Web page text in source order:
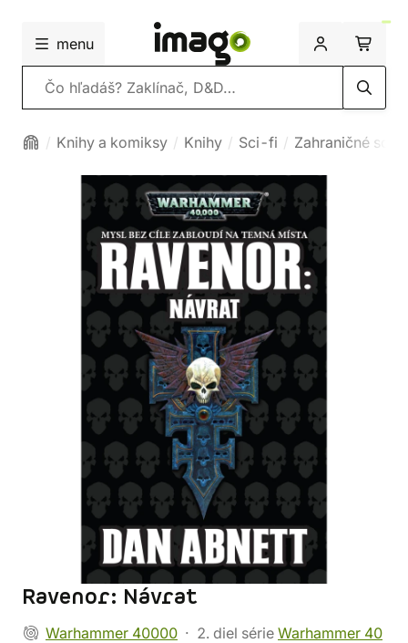
menu
Vyhľadávanie
Knihy a komiksy Knihy Sci-fi Zahraničné sci-
Ravenor: Návrat
Warhammer 40000 2. diel série Warhammer 40